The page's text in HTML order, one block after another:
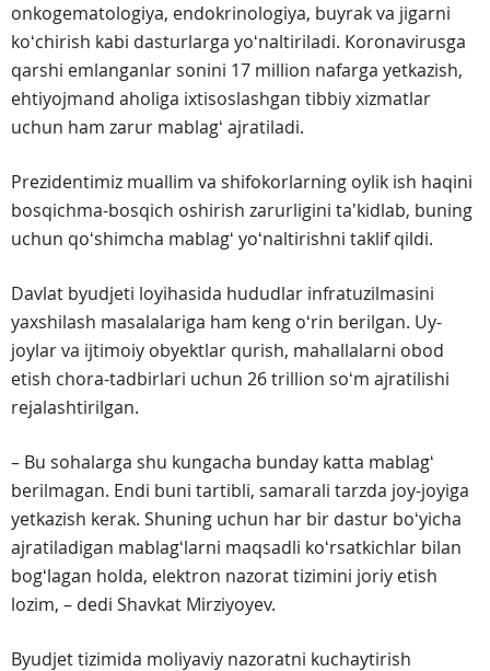
onkogematologiya, endokrinologiya, buyrak va jigarni
koʻchirish kabi dasturlarga yoʻnaltiriladi. Koronavirusga
qarshi emlanganlar sonini 17 million nafarga yetkazish,
ehtiyojmand aholiga ixtisoslashgan tibbiy xizmatlar
uchun ham zarur mablagʻ ajratiladi.
Prezidentimiz muallim va shifokorlarning oylik ish haqini
bosqichma-bosqich oshirish zarurligini taʼkidlab, buning
uchun qoʻshimcha mablagʻ yoʻnaltirishni taklif qildi.
Davlat byudjeti loyihasida hududlar infratuzilmasini
yaxshilash masalalariga ham keng oʻrin berilgan. Uy-
joylar va ijtimoiy obyektlar qurish, mahallalarni obod
etish chora-tadbirlari uchun 26 trillion soʻm ajratilishi
rejalashtirilgan.
– Bu sohalarga shu kungacha bunday katta mablagʻ
berilmagan. Endi buni tartibli, samarali tarzda joy-joyiga
yetkazish kerak. Shuning uchun har bir dastur boʻyicha
ajratiladigan mablagʻlarni maqsadli koʻrsatkichlar bilan
bogʻlagan holda, elektron nazorat tizimini joriy etish
lozim, – dedi Shavkat Mirziyoyev.
Byudjet tizimida moliyaviy nazoratni kuchaytirish